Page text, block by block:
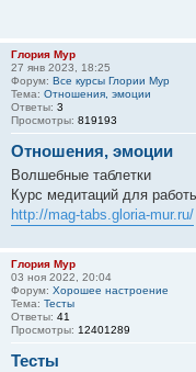
Глория Мур
27 янв 2023, 18:25
Форум: Все курсы Глории Мур
Тема: Отношения, эмоции
Ответы: 3
Просмотры: 819193
Отношения, эмоции
Волшебные таблетки
Курс медитаций для
http://mag-tabs.gloria-mur.ru/
Глория Мур
03 ноя 2022, 20:04
Форум: Хорошее настроение
Тема: Тесты
Ответы: 41
Просмотры: 12401289
Тесты